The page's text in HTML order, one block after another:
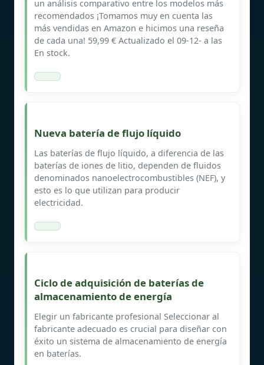
un análisis comparativo entre los modelos más
recomendados ¡Tomamos muy en cuenta las
más vendidas en Amazon e hicimos una reseña
de cada una! 59,99 € Actualizado el 09-12- a las
En stock.
Nueva batería de flujo líquido
Las baterías de flujo líquido, a diferencia de las
baterías de iones de litio, dependen de fluidos
denominados nanoelectrocombustibles (NEF), y
esto es lo que utilizan para producir
electricidad.
Ciclo de adquisición de baterías de
almacenamiento de energía
Elegir un fabricante profesional Seleccionar al
fabricante adecuado es crucial para diseñar con
éxito un sistema de almacenamiento de energía
en baterías.